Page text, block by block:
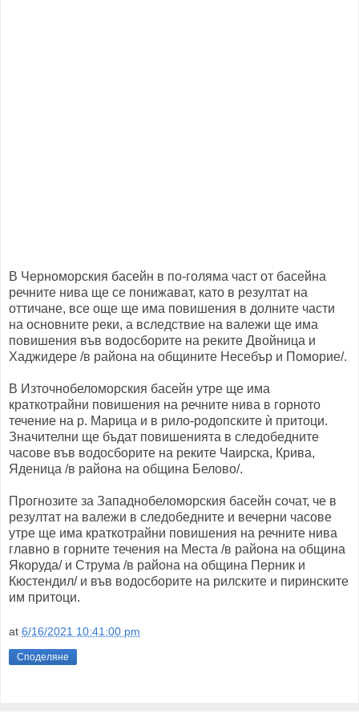
В Черноморския басейн в по-голяма част от басейна
речните нива ще се понижават, като в резултат на
оттичане, все още ще има повишения в долните части
на основните реки, а вследствие на валежи ще има
повишения във водосборите на реките Двойница и
Хаджидере /в района на общините Несебър и Поморие/.
В Източнобеломорския басейн утре ще има
краткотрайни повишения на речните нива в горното
течение на р. Марица и в рило-родопските ѝ притоци.
Значителни ще бъдат повишенията в следобедните
часове във водосборите на реките Чаирска, Крива,
Яденица /в района на община Белово/.
Прогнозите за Западнобеломорския басейн сочат, че в
резултат на валежи в следобедните и вечерни часове
утре ще има краткотрайни повишения на речните нива
главно в горните течения на Места /в района на община
Якоруда/ и Струма /в района на община Перник и
Кюстендил/ и във водосборите на рилските и пиринските
им притоци.
at 6/16/2021 10:41:00 pm
Споделяне